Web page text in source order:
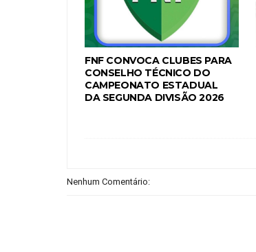
FNF CONVOCA CLUBES PARA
CONSELHO TÉCNICO DO
CAMPEONATO ESTADUAL
DA SEGUNDA DIVISÃO 2026
Nenhum Comentário: